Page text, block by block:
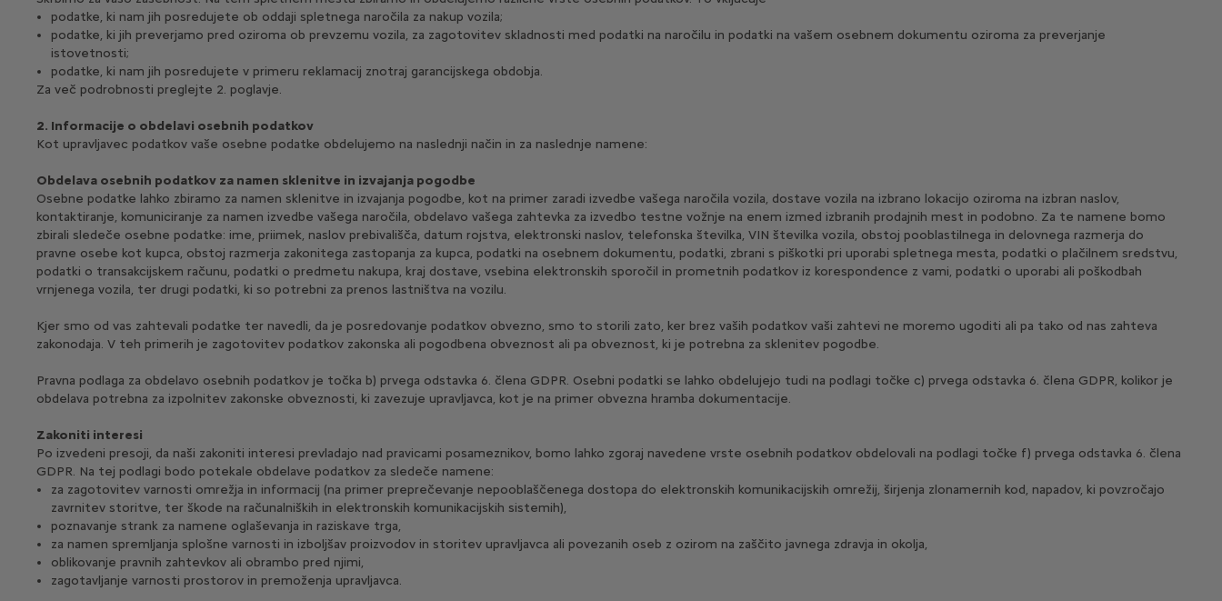
podatke, ki nam jih posredujete ob oddaji spletnega naročila za nakup vozila;
podatke, ki jih preverjamo pred oziroma ob prevzemu vozila, za zagotovitev skladnosti med podatki na naročilu in podatki na vašem osebnem dokumentu oziroma za preverjanje
istovetnosti;
podatke, ki nam jih posredujete v primeru reklamacij znotraj garancijskega obdobja.
Za več podrobnosti preglejte 2. poglavje.
2. Informacije o obdelavi osebnih podatkov
Kot upravljavec podatkov vaše osebne podatke obdelujemo na naslednji način in za naslednje namene:
Obdelava osebnih podatkov za namen sklenitve in izvajanja pogodbe
Osebne podatke lahko zbiramo za namen sklenitve in izvajanja pogodbe, kot na primer zaradi izvedbe vašega naročila vozila, dostave vozila na izbrano lokacijo oziroma na izbran naslov,
kontaktiranje, komuniciranje za namen izvedbe vašega naročila, obdelavo vašega zahtevka za izvedbo testne vožnje na enem izmed izbranih prodajnih mest in podobno. Za te namene bomo
zbirali sledeče osebne podatke: ime, priimek, naslov prebivališča, datum rojstva, elektronski naslov, telefonska številka, VIN številka vozila, obstoj pooblastilnega in delovnega razmerja do
pravne osebe kot kupca, obstoj razmerja zakonitega zastopanja za kupca, podatki na osebnem dokumentu, podatki, zbrani s piškotki pri uporabi spletnega mesta, podatki o plačilnem sredstvu,
podatki o transakcijskem računu, podatki o predmetu nakupa, kraj dostave, vsebina elektronskih sporočil in prometnih podatkov iz korespondence z vami, podatki o uporabi ali poškodbah
vrnjenega vozila, ter drugi podatki, ki so potrebni za prenos lastništva na vozilu.
Kjer smo od vas zahtevali podatke ter navedli, da je posredovanje podatkov obvezno, smo to storili zato, ker brez vaših podatkov vaši zahtevi ne moremo ugoditi ali pa tako od nas zahteva
zakonodaja. V teh primerih je zagotovitev podatkov zakonska ali pogodbena obveznost ali pa obveznost, ki je potrebna za sklenitev pogodbe.
Pravna podlaga za obdelavo osebnih podatkov je točka b) prvega odstavka 6. člena GDPR. Osebni podatki se lahko obdelujejo tudi na podlagi točke c) prvega odstavka 6. člena GDPR, kolikor je
obdelava potrebna za izpolnitev zakonske obveznosti, ki zavezuje upravljavca, kot je na primer obvezna hramba dokumentacije.
Zakoniti interesi
Po izvedeni presoji, da naši zakoniti interesi prevladajo nad pravicami posameznikov, bomo lahko zgoraj navedene vrste osebnih podatkov obdelovali na podlagi točke f) prvega odstavka 6. člena
GDPR. Na tej podlagi bodo potekale obdelave podatkov za sledeče namene:
za zagotovitev varnosti omrežja in informacij (na primer preprečevanje nepooblaščenega dostopa do elektronskih komunikacijskih omrežij, širjenja zlonamernih kod, napadov, ki povzročajo
zavrnitev storitve, ter škode na računalniških in elektronskih komunikacijskih sistemih),
poznavanje strank za namene oglaševanja in raziskave trga,
za namen spremljanja splošne varnosti in izboljšav proizvodov in storitev upravljavca ali povezanih oseb z ozirom na zaščito javnega zdravja in okolja,
oblikovanje pravnih zahtevkov ali obrambo pred njimi,
zagotavljanje varnosti prostorov in premoženja upravljavca.